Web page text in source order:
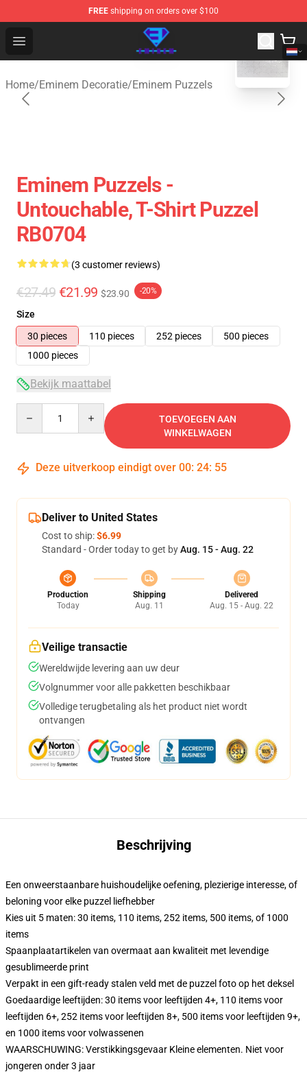
FREE shipping on orders over $100
Open menu
Eminem Store - Official Eminem Merchandise Shop
Home/Eminem Decoratie/Eminem Puzzels
blank template
Eminem Puzzels -
Untouchable, T-Shirt Puzzel
RB0704
(3 customer reviews)
€27.49 €21.99 $23.90 -20%
Size
30 pieces
110 pieces 252 pieces
500 pieces
1000 pieces
Bekijk maattabel
TOEVOEGEN AAN
WINKELWAGEN
Deze uitverkoop eindigt over 00: 24: 54
Deliver to United States
Cost to ship:$6.99
Standard - Order today to get byAug. 15 - Aug. 22
Production
Today
Shipping
Aug. 11
Delivered
Aug. 15 - Aug. 22
Veilige transactie
Wereldwijde levering aan uw deur
Volgnummer voor alle pakketten beschikbaar
Volledige terugbetaling als het product niet wordt
ontvangen
Beschrijving
Een onweerstaanbare huishoudelijke oefening, plezierige interesse, of
beloning voor elke puzzel liefhebber
Kies uit 5 maten: 30 items, 110 items, 252 items, 500 items, of 1000
items
Spaanplaatartikelen van overmaat aan kwaliteit met levendige
gesublimeerde print
Verpakt in een gift-ready stalen veld met de puzzel foto op het deksel
Goedaardige leeftijden: 30 items voor leeftijden 4+, 110 items voor
leeftijden 6+, 252 items voor leeftijden 8+, 500 items voor leeftijden 9+,
en 1000 items voor volwassenen
WAARSCHUWING: Verstikkingsgevaar Kleine elementen. Niet voor
jongeren onder 3 jaar